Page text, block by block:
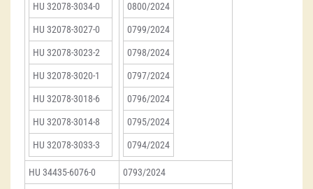
HU 32078-3034-0
HU 32078-3027-0
HU 32078-3023-2
HU 32078-3020-1
HU 32078-3018-6
HU 32078-3014-8
HU 32078-3033-3
0800/2024
0799/2024
0798/2024
0797/2024
0796/2024
0795/2024
0794/2024
HU 34435-6076-0 0793/2024